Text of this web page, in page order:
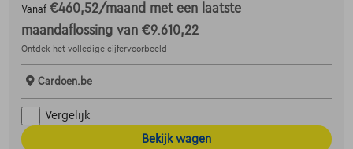
Vanaf €460,52/maand met een laatste
maandaflossing van €9.610,22
Ontdek het volledige cijfervoorbeeld
Cardoen.be
Vergelijk
Bekijk wagen